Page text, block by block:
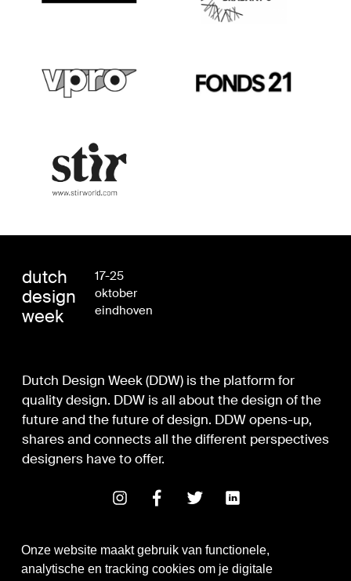
Onze website maakt gebruik van functionele,
analytische en tracking cookies om je digitale
dutch
design
week
17-25
oktober
eindhoven
Dutch Design Week (DDW) is the platform for
quality design. DDW is all about the design of the
future and the future of design. DDW opens-up,
shares and connects all the different perspectives
designers have to offer.